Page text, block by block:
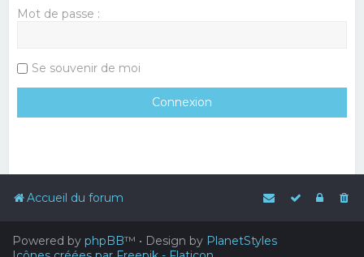
Mot de passe :
Se souvenir de moi
Accueil du forum
Powered by phpBB™ • Design by PlanetStyles